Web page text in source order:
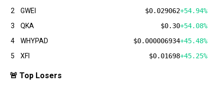
2
GWEI $0.029062+54.94%
3
QKA $0.30+54.08%
4
WHYPAD $0.000006934+45.48%
5
XFI $0.01698+45.25%
🚨 Top Losers